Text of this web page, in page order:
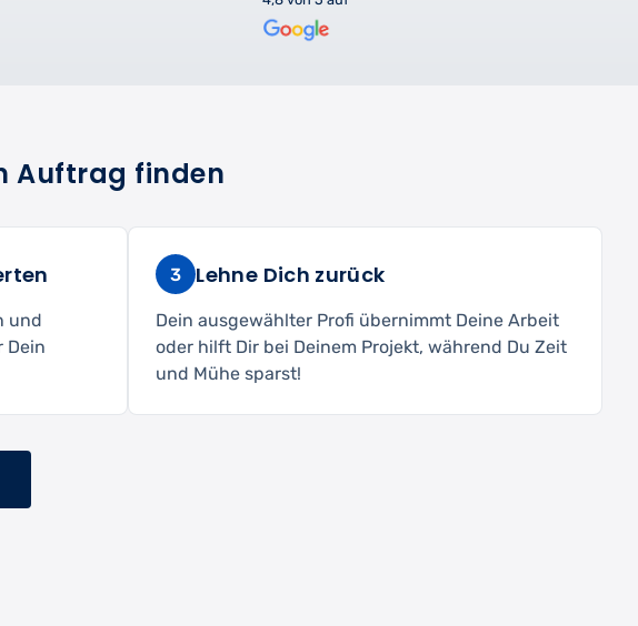
Auftrag finden
und
Dein
3 Lehne Dich zurück
Dein ausgewählter Profi übernimmt Deine Arbeit
oder hilft Dir bei Deinem Projekt, während Du Zeit
und Mühe sparst!